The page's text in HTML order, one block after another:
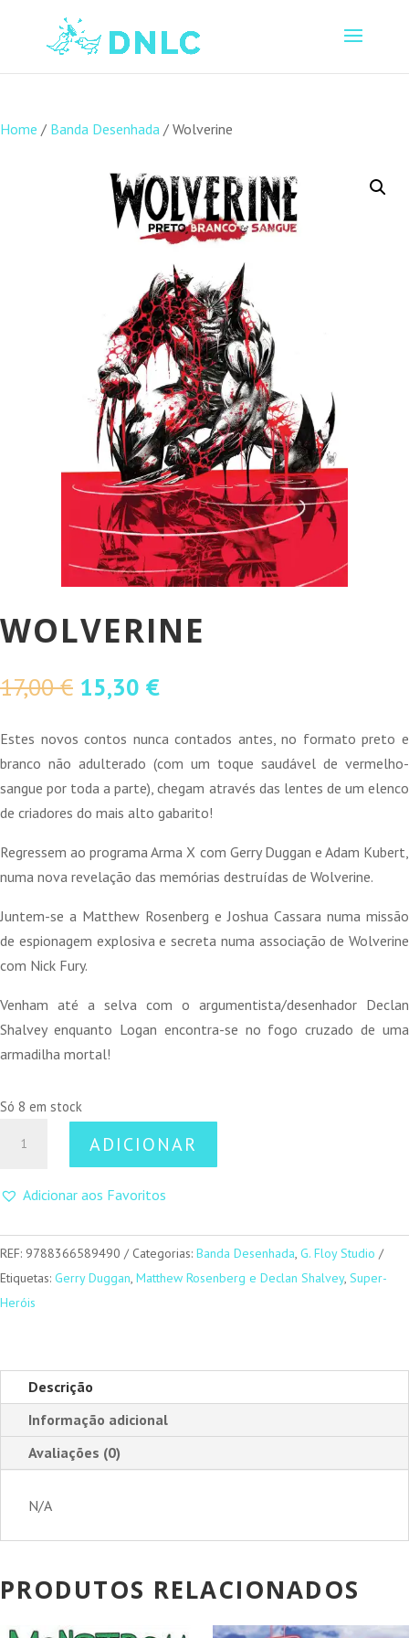
Home / Banda Desenhada / Wolverine
WOLVERINE
17,00€ O
original
era:
17,00 €.
15,30 €O
atual
é:
15,30 €.
Estes novos contos nunca contados antes, no formato preto e
branco não adulterado (com um toque saudável de vermelho-
sangue por toda a parte), chegam através das lentes de um elenco
de criadores do mais alto gabarito!
Regressem ao programa Arma X com Gerry Duggan e Adam Kubert,
numa nova revelação das memórias destruídas de Wolverine.
Juntem-se a Matthew Rosenberg e Joshua Cassara numa missão
de espionagem explosiva e secreta numa associação de Wolverine
com Nick Fury.
Venham até a selva com o argumentista/desenhador Declan
Shalvey enquanto Logan encontra-se no fogo cruzado de uma
armadilha mortal!
Só 8 em stock
ADICIONAR
Adicionar aos Favoritos
REF: 9788366589490 Categorias: Banda Desenhada, G. Floy Studio
Etiquetas: Gerry Duggan, Matthew Rosenberg e Declan Shalvey, Super-
Heróis
Descrição
Informação adicional
Avaliações (0)
N/A
PRODUTOS RELACIONADOS